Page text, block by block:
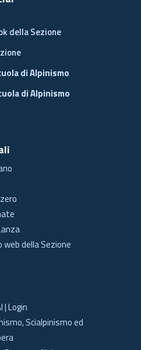
della Sezione
di Alpinismo
di Alpinismo
della Sezione
Login
Scialpinismo ed